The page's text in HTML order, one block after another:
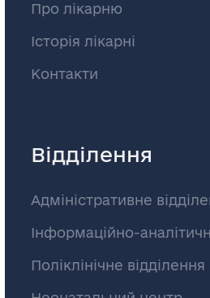
Про лікарню
Історія лікарні
Контакти
Відділення
Адміністративне
Інформаційно-
Поліклінічне відділення